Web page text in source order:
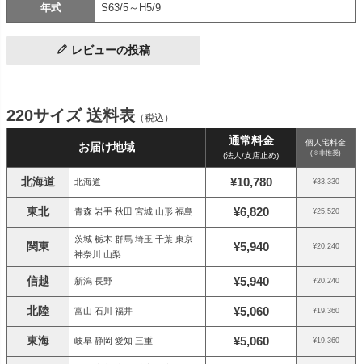
年式 S63/5～H5/9
レビューの投稿
220サイズ 送料表 （税込）
お届け地域 通常料金
(法人/支店止め)
個人宅料金
(※非推奨)
北海道 北海道 ¥10,780 ¥33,330
東北 青森 岩手 秋田 宮城 山形 福島 ¥6,820 ¥25,520
関東
茨城 栃木 群馬 埼玉 千葉 東京
神奈川 山梨
¥5,940 ¥20,240
信越 新潟 長野 ¥5,940 ¥20,240
北陸 富山 石川 福井 ¥5,060 ¥19,360
東海 岐阜 静岡 愛知 三重 ¥5,060 ¥19,360